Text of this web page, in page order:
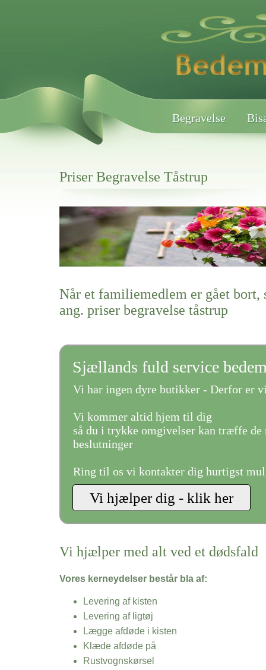
Begravelse
Priser Begravelse Tåstrup
Her hos os får du altid en god afslutning når det gælder
Priser Begravelse Tåstrup
vi hjælper i alle faser af begravelsel
Når et familiemedlem er gået bort,
ang. priser begravelse tåstrup
Sjællands fuld service
Vi har ingen dyre butikker - Derfor er
Vi kommer altid hjem til dig
så du i trykke omgivelser kan træffe de
beslutninger
Ring til os vi kontakter dig hurtigst
Vi hjælper med alt ved et dødsfald
Vores kerneydelser består bla af:
Levering af kisten
Levering af ligtøj
Lægge afdøde i kisten
Klæde afdøde på
Rustvognskørsel